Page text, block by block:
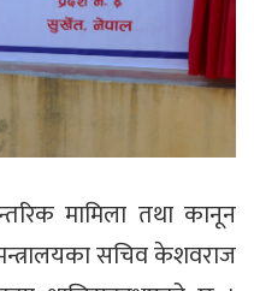
मामिला तथा कानून
सचिव केशवराज